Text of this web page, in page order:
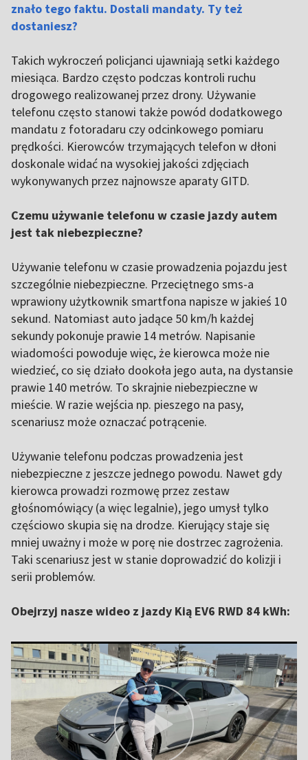
znało tego faktu. Dostali mandaty. Ty też
dostaniesz?
Takich wykroczeń policjanci ujawniają setki każdego
miesiąca. Bardzo często podczas kontroli ruchu
drogowego realizowanej przez drony. Używanie
telefonu często stanowi także powód dodatkowego
mandatu z fotoradaru czy odcinkowego pomiaru
prędkości. Kierowców trzymających telefon w dłoni
doskonale widać na wysokiej jakości zdjęciach
wykonywanych przez najnowsze aparaty GITD.
Czemu używanie telefonu w czasie jazdy autem
jest tak niebezpieczne?
Używanie telefonu w czasie prowadzenia pojazdu jest
szczególnie niebezpieczne. Przeciętnego sms-a
wprawiony użytkownik smartfona napisze w jakieś 10
sekund. Natomiast auto jadące 50 km/h każdej
sekundy pokonuje prawie 14 metrów. Napisanie
wiadomości powoduje więc, że kierowca może nie
wiedzieć, co się działo dookoła jego auta, na dystansie
prawie 140 metrów. To skrajnie niebezpieczne w
mieście. W razie wejścia np. pieszego na pasy,
scenariusz może oznaczać potrącenie.
Używanie telefonu podczas prowadzenia jest
niebezpieczne z jeszcze jednego powodu. Nawet gdy
kierowca prowadzi rozmowę przez zestaw
głośnomówiący (a więc legalnie), jego umysł tylko
częściowo skupia się na drodze. Kierujący staje się
mniej uważny i może w porę nie dostrzec zagrożenia.
Taki scenariusz jest w stanie doprowadzić do kolizji i
serii problemów.
Obejrzyj nasze wideo z jazdy Kią EV6 RWD 84 kWh: